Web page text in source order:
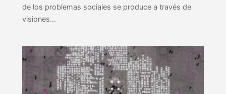
de los problemas sociales se produce a través de
visiones…